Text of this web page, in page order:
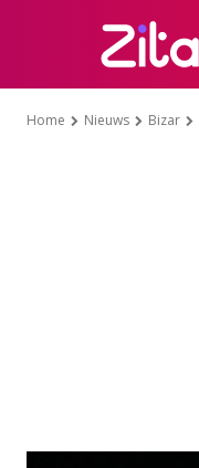
Home Nieuws Bizar